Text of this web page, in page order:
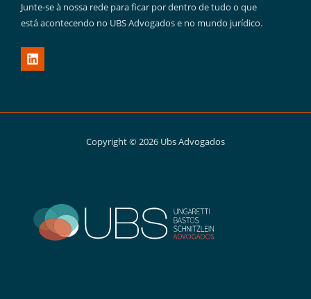
Junte-se à nossa rede para ficar por dentro de tudo o que
está acontecendo no UBS Advogados e no mundo jurídico.
Copyright © 2026 Ubs Advogados